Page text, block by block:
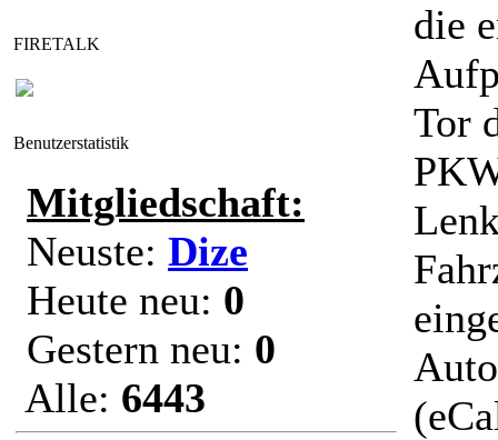
FIRETALK
Benutzerstatistik
Mitgliedschaft:
Neuste: Dize
Heute neu: 0
Gestern neu: 0
Alle: 6443
die
Tor